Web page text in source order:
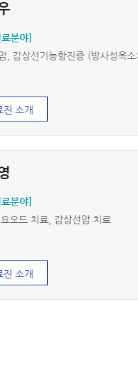
분야]
, 갑상선기능항진증 (방사성옥
진 소개
분야]
오드 치료, 갑상선암 치료
진 소개